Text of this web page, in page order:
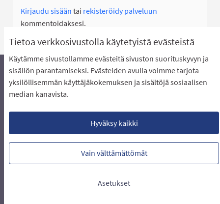
Tietoa verkkosivustolla käytetyistä evästeistä
Käytämme sivustollamme evästeitä sivuston suorituskyvyn ja
sisällön parantamiseksi. Evästeiden avulla voimme tarjota
yksilöllisemmän käyttäjäkokemuksen ja sisältöjä sosiaalisen
median kanavista.
Hyväksy kaikki
Vain välttämättömät
Asetukset
Kirjaudu sisään tai rekisteröidy palveluun
kommentoidaksesi.
Äänestyksen pikaohjeet
Usein kysytyt kysymykset
Näin äänestät Asukasbudjetissa
Lataa avoimet datatiedostot
Evästeasetukset
Verkkosivusto luotuvapaan ohjelmiston